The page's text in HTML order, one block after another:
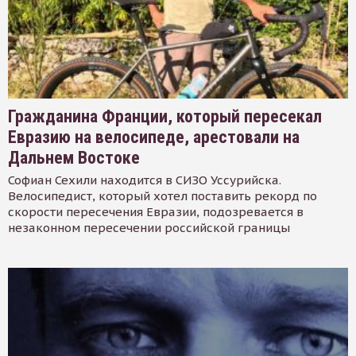
Гражданина Франции, который пересекал
Евразию на велосипеде, арестовали на
Дальнем Востоке
Софиан Сехили находится в СИЗО Уссурийска.
Велосипедист, который хотел поставить рекорд по
скорости пересечения Евразии, подозревается в
незаконном пересечении российской границы